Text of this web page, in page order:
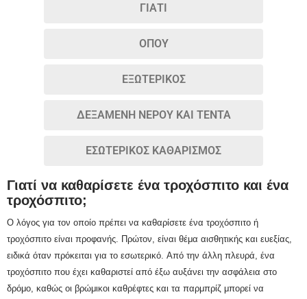
ΓΙΑΤΙ
ΟΠΟΥ
ΕΞΩΤΕΡΙΚΟΣ
ΔΕΞΑΜΕΝΗ ΝΕΡΟΥ ΚΑΙ ΤΕΝΤΑ
ΕΣΩΤΕΡΙΚΟΣ ΚΑΘΑΡΙΣΜΟΣ
Γιατί να καθαρίσετε ένα τροχόσπιτο και ένα
τροχόσπιτο;
Ο λόγος για τον οποίο πρέπει να καθαρίσετε ένα τροχόσπιτο ή
τροχόσπιτο είναι προφανής. Πρώτον, είναι θέμα αισθητικής και ευεξίας,
ειδικά όταν πρόκειται για το εσωτερικό. Από την άλλη πλευρά, ένα
τροχόσπιτο που έχει καθαριστεί από έξω αυξάνει την ασφάλεια στο
δρόμο, καθώς οι βρώμικοι καθρέφτες και τα παρμπρίζ μπορεί να